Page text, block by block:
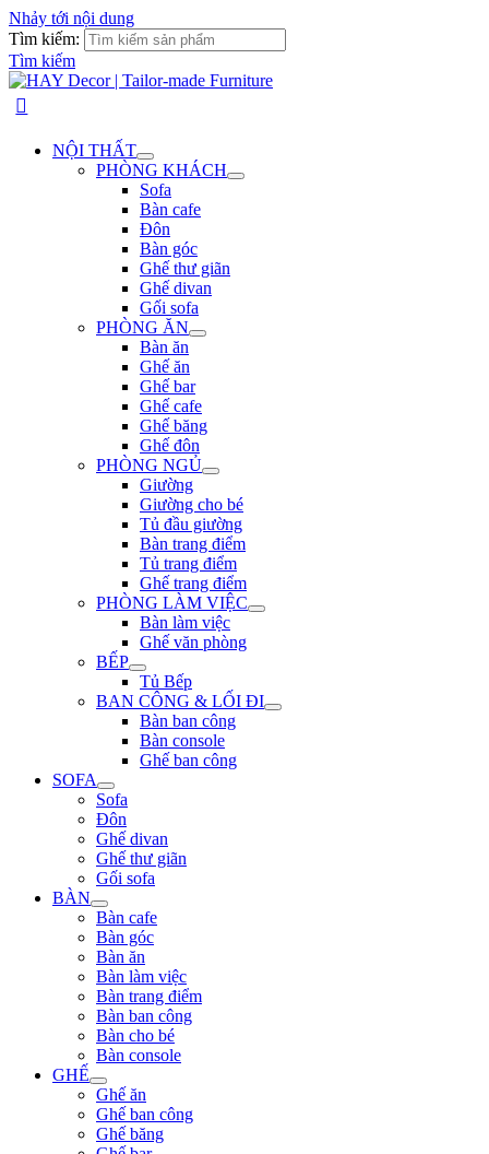
Nhảy tới nội dung
Tìm kiếm:
Tìm kiếm
NỘI THẤT
PHÒNG KHÁCH
Sofa
Bàn cafe
Đôn
Bàn góc
Ghế thư giãn
Ghế divan
Gối sofa
PHÒNG ĂN
Bàn ăn
Ghế ăn
Ghế bar
Ghế cafe
Ghế băng
Ghế đôn
PHÒNG NGỦ
Giường
Giường cho bé
Tủ đầu giường
Bàn trang điểm
Tủ trang điểm
Ghế trang điểm
PHÒNG LÀM VIỆC
Bàn làm việc
Ghế văn phòng
BẾP
Tủ Bếp
BAN CÔNG & LỐI ĐI
Bàn ban công
Bàn console
Ghế ban công
SOFA
Sofa
Đôn
Ghế divan
Ghế thư giãn
Gối sofa
BÀN
Bàn cafe
Bàn góc
Bàn ăn
Bàn làm việc
Bàn trang điểm
Bàn ban công
Bàn cho bé
Bàn console
GHẾ
Ghế ăn
Ghế ban công
Ghế băng